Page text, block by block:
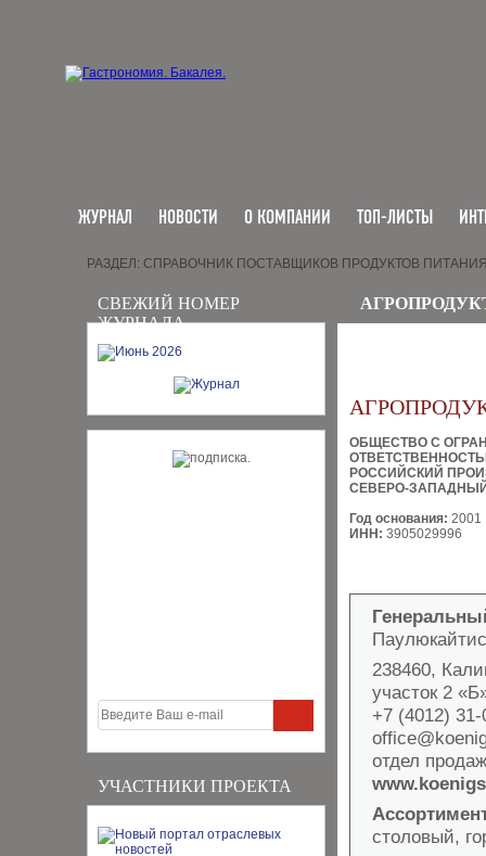
ЖУРНАЛ НОВОСТИ О КОМПАНИИ ТОП-ЛИСТЫ
СВЕЖИЙ НОМЕР
ЖУРНАЛА
УЧАСТНИКИ ПРОЕКТА
РАЗДЕЛ: СПРАВОЧНИК ПОСТАВЩИКОВ ПРОДУКТОВ
ОБЩЕСТВО С
РОССИЙСКИЙ
СЕВЕРО-
Год основания: 2001
ИНН: 3905029996
238460,
участок 2
+7 (4012) 31-
отдел
столовый,